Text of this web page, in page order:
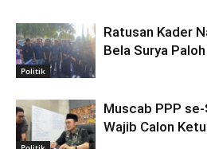
Politik
Ratusan Kader
Bela Surya Paloh
Muscab PPP
Wajib Calon